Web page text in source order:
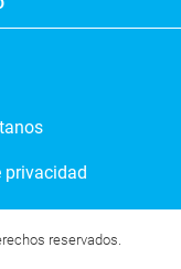
privacidad
reservados.